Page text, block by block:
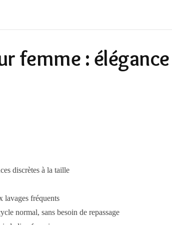
femme :
discrètes à la taille
lavages fréquents
normal, sans besoin de repassage